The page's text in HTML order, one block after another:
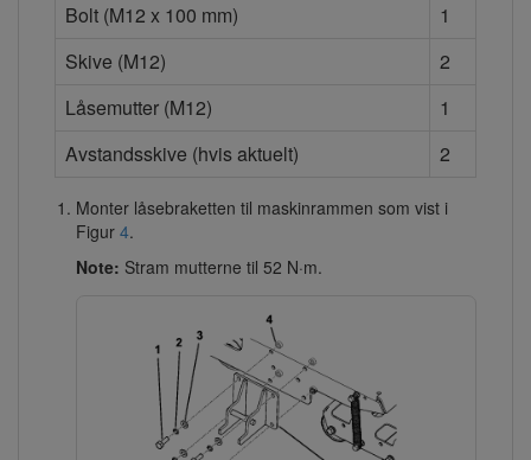
Bolt (M12 x 100 mm)
1
Skive (M12)
2
Låsemutter (M12)
1
Avstandsskive (hvis aktuelt)
2
Monter låsebraketten til maskinrammen som vist i
Figur 4.
Note: Stram mutterne til 52 N·m.